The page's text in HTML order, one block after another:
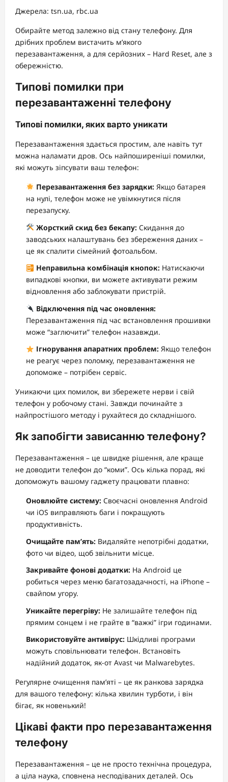
Джерела: tsn.ua, rbc.ua
Обирайте метод залежно від стану телефону. Для
дрібних проблем вистачить м’якого
перезавантаження, а для серйозних – Hard Reset, але з
обережністю.
Типові помилки при
перезавантаженні телефону
Типові помилки, яких варто уникати
Перезавантаження здається простим, але навіть тут
можна наламати дров. Ось найпоширеніші помилки,
які можуть зіпсувати ваш телефон:
Перезавантаження без зарядки:Якщо батарея
на нулі, телефон може не увімкнутися після
перезапуску.
Жорсткий скид без бекапу:Скидання до
заводських налаштувань без збереження даних –
це як спалити сімейний фотоальбом.
Неправильна комбінація кнопок:Натискаючи
випадкові кнопки, ви можете активувати режим
відновлення або заблокувати пристрій.
Відключення під час оновлення:
Перезавантаження під час встановлення прошивки
може “заглючити” телефон назавжди.
Ігнорування апаратних проблем:Якщо телефон
не реагує через поломку, перезавантаження не
допоможе – потрібен сервіс.
Уникаючи цих помилок, ви збережете нерви і свій
телефон у робочому стані. Завжди починайте з
найпростішого методу і рухайтеся до складнішого.
Як запобігти зависанню телефону?
Перезавантаження – це швидке рішення, але краще
не доводити телефон до “коми”. Ось кілька порад, які
допоможуть вашому гаджету працювати плавно:
Оновлюйте систему: Своєчасні оновлення Android
чи iOS виправляють баги і покращують
продуктивність.
Очищайте пам’ять: Видаляйте непотрібні додатки,
фото чи відео, щоб звільнити місце.
Закривайте фонові додатки: На Android це
робиться через меню багатозадачності, на iPhone –
свайпом угору.
Уникайте перегріву: Не залишайте телефон під
прямим сонцем і не грайте в “важкі” ігри годинами.
Використовуйте антивірус: Шкідливі програми
можуть сповільнювати телефон. Встановіть
надійний додаток, як-от Avast чи Malwarebytes.
Регулярне очищення пам’яті – це як ранкова зарядка
для вашого телефону: кілька хвилин турботи, і він
бігає, як новенький!
Цікаві факти про перезавантаження
телефону
Перезавантаження – це не просто технічна процедура,
а ціла наука, сповнена несподіваних деталей. Ось